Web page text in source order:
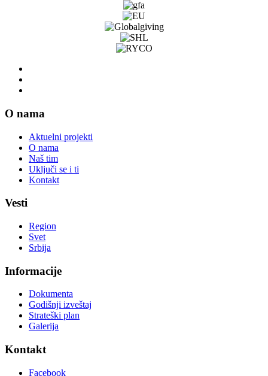
O nama
Aktuelni projekti
O nama
Naš tim
Uključi se i ti
Kontakt
Vesti
Region
Svet
Srbija
Informacije
Dokumenta
Godišnji izveštaj
Strateški plan
Galerija
Kontakt
Facebook